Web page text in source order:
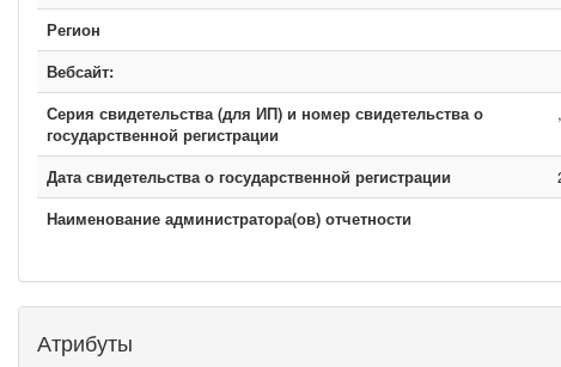
Регион
Вебсайт:
Серия свидетельства (для ИП) и номер свидетельства о
государственной регистрации
Дата свидетельства о государственной регистрации
Наименование администратора(ов) отчетности
Атрибуты